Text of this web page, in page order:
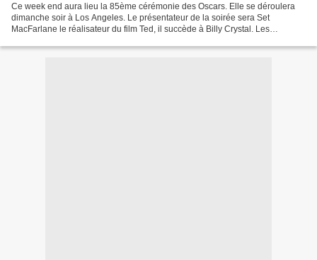
Ce week end aura lieu la 85ème cérémonie des Oscars. Elle se déroulera
dimanche soir à Los Angeles. Le présentateur de la soirée sera Set
MacFarlane le réalisateur du film Ted, il succède à Billy Crystal. Les